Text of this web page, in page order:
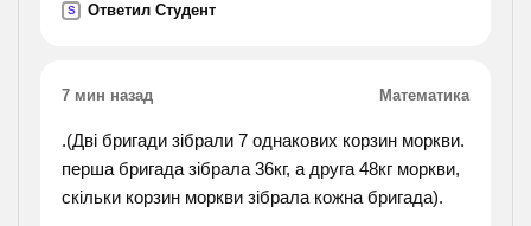
S Ответил Студент
7 мин назад Математика
.(Дві бригади зібрали 7 однакових корзин моркви.
перша бригада зібрала 36кг, а друга 48кг моркви,
скільки корзин моркви зібрала кожна бригада).